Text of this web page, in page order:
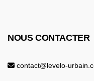
NOUS CONTACTER
contact@levelo-